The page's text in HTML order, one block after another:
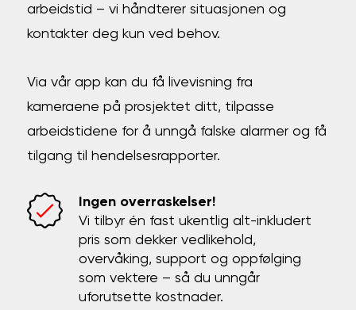
arbeidstid – vi håndterer situasjonen og
kontakter deg kun ved behov.
Via vår app kan du få livevisning fra
kameraene på prosjektet ditt, tilpasse
arbeidstidene for å unngå falske alarmer og få
tilgang til hendelsesrapporter.
Ingen overraskelser!
Vi tilbyr én fast ukentlig alt-inkludert
pris som dekker vedlikehold,
overvåking, support og oppfølging
som vektere – så du unngår
uforutsette kostnader.